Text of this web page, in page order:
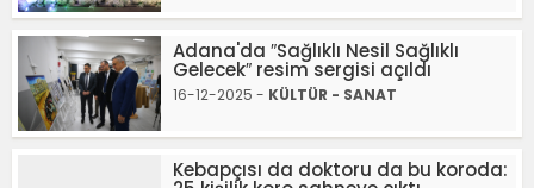
Adana'da ″Sağlıklı Nesil Sağlıklı
Gelecek″ resim sergisi açıldı
16-12-2025 - KÜLTÜR - SANAT
Kebapçısı da doktoru da bu koroda: